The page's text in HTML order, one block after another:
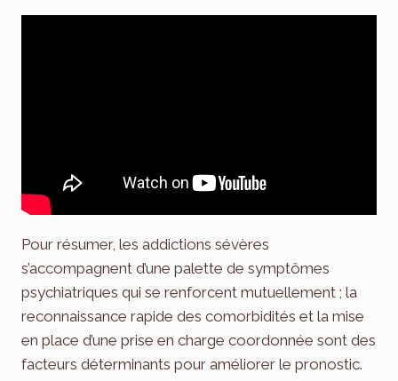
Pour résumer, les addictions sévères
s’accompagnent d’une palette de symptômes
psychiatriques qui se renforcent mutuellement ; la
reconnaissance rapide des comorbidités et la mise
en place d’une prise en charge coordonnée sont des
facteurs déterminants pour améliorer le pronostic.